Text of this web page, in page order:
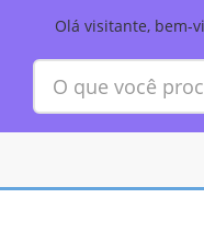
Olá visitante, bem-